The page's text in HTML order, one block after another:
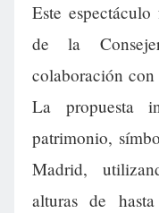
Este
de la
colaboración con
La propuesta
patrimonio,
Madrid,
alturas de